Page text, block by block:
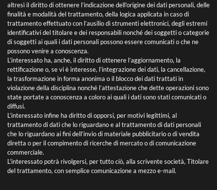
altresì il diritto di ottenere l’indicazione dell’origine dei dati personali, delle
finalità e modalità del trattamento, della logica applicata in caso di
trattamento effettuato con l’ausilio di strumenti elettronici, degli estremi
identificativi del titolare e dei responsabili nonché dei soggetti o categorie
di soggetti ai quali i dati personali possono essere comunicati o che ne
possono venire a conoscenza.
L’interessato ha, anche, il diritto di ottenere l’aggiornamento, la
rettificazione o, se vi è interesse, l’integrazione dei dati, la cancellazione,
la trasformazione in forma anonima o il blocco dei dati trattati in
violazione della disciplina nonché l’attestazione che dette operazioni sono
state portate a conoscenza a coloro ai quali i dati sono stati comunicati o
diffusi.
L’interessato infine ha diritto di opporsi, per motivi legittimi, al
trattamento di dati che lo riguardano e al trattamento di dati personali
che lo riguardano ai fini dell’invio di materiale pubblicitario o di vendita
diretta o per il compimento di ricerche di mercato o di comunicazione
commerciale.
L’interessato potrà rivolgersi, per tutto ciò, alla scrivente società, Titolare
del trattamento, con semplice comunicazione a mezzo e-mail.